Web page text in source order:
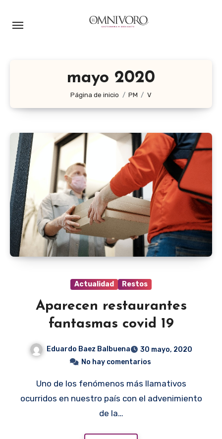
mayo 2020
Página de inicio PM V
Actualidad Restos
Aparecen restaurantes
fantasmas covid 19
Eduardo Baez Balbuena
30 mayo, 2020
No hay comentarios
Uno de los fenómenos más llamativos
ocurridos en nuestro país con el advenimiento
de la…